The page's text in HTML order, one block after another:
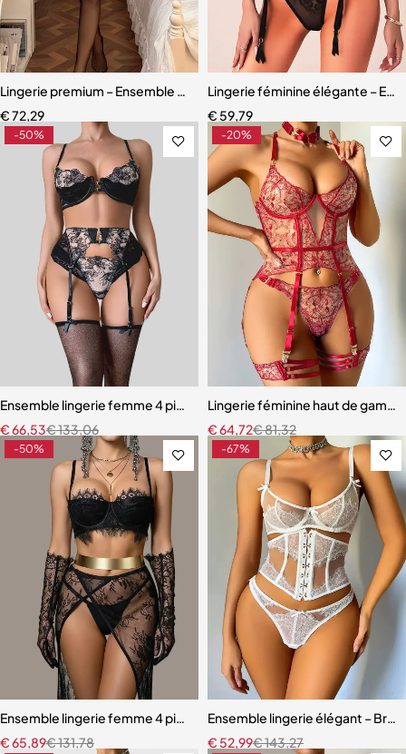
Lingerie premium – Ensemble en dentelle brodée avec porte-
€72,29
Lingerie féminine élégante –
€ 59,79
-50%
Ensemble lingerie femme 4 pièces – Broderie florale contrastée
€133,06
€66,53
-20%
Lingerie féminine haut de
€81,32
€64,72
-50%
Ensemble lingerie femme 4 pièces – Dentelle noire avec soutien-
€131,78
€65,89
-67%
Ensemble lingerie élégant –
€143,27
€ 52,99